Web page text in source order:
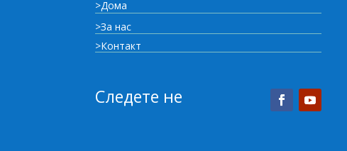
>Дома
>За нас
>Контакт
Следете не